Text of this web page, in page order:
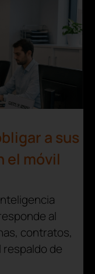
a sus
el móvil
al
contratos,
de